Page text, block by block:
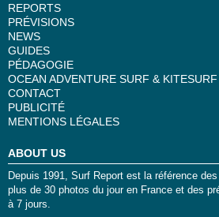
REPORTS
PRÉVISIONS
NEWS
GUIDES
PÉDAGOGIE
OCEAN ADVENTURE SURF &
CONTACT
PUBLICITÉ
MENTIONS LÉGALES
ABOUT US
Depuis 1991, Surf Report est la référence
plus de 30 photos du jour en France et des
à 7 jours.